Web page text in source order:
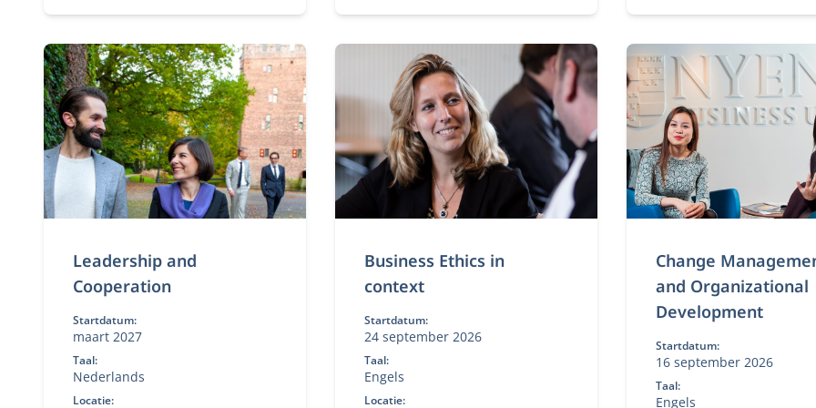
ervaren professionals.
Leadership and
Cooperation
Startdatum:
maart 2027
Taal:
Nederlands
Locatie:
Business Ethics in
context
Startdatum:
24 september 2026
Taal:
Engels
Locatie:
Change
and Organizational
Development
Startdatum:
16 september 2026
Taal:
Engels